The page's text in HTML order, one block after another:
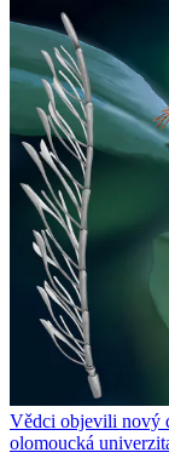
Vědci objevili nový
olomoucká